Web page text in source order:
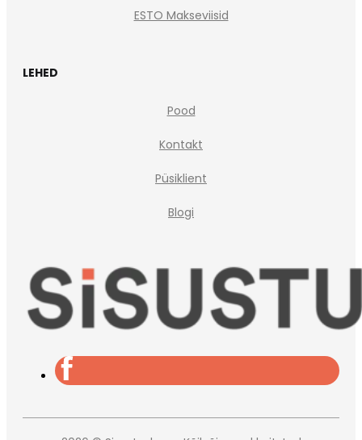
ESTO Makseviisid
LEHED
Pood
Kontakt
Püsiklient
Blogi